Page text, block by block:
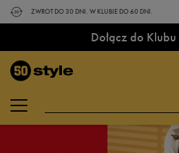
ZWROT DO 30 DNI. W KLUBIE DO 60 DNI.
Dołącz do